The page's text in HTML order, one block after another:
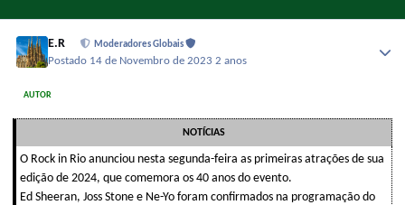
E.R Moderadores Globais
Postado 14 de Novembro de 20232 anos
AUTOR
NOTÍCIAS
O Rock in Rio anunciou nesta segunda-feira as primeiras atrações de sua
edição de 2024, que comemora os 40 anos do evento.
Ed Sheeran, Joss Stone e Ne-Yo foram confirmados na programação do